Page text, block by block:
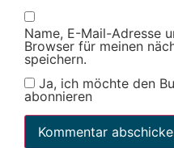
Name, E-Mail-Adresse
Browser für meinen
speichern.
Ja, ich möchte den
abonnieren